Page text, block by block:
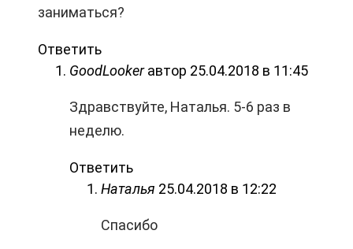
заниматься?
Ответить
GoodLooker автор 25.04.2018 в 11:45
Здравствуйте, Наталья. 5-6 раз в
неделю.
Ответить
Наталья 25.04.2018 в 12:22
Спасибо